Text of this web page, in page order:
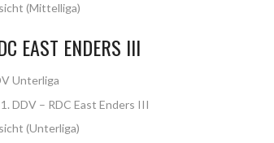
(Mittelliga)
EAST ENDERS III
Unterliga
DDV – RDC East Enders III
(Unterliga)